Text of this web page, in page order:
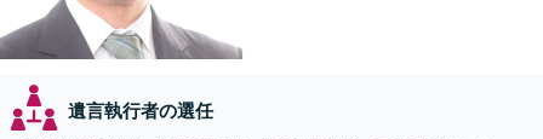
遺言執行者の選任